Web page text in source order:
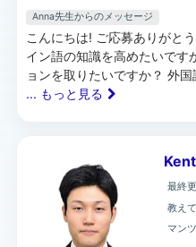
Anna先生からのメッセージ
こんにちは! ご応募ありがと
イン語の知識を高めたいです
ョンを取りたいですか？ 外
... もっと見る
最終
教え
マン